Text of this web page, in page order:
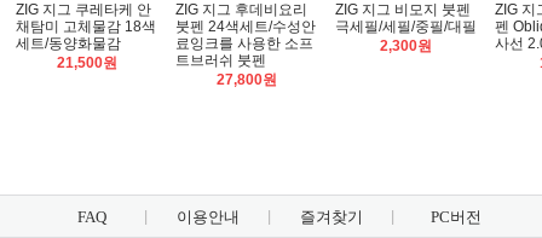
ZIG 지그 쿠레타케 안
채탐미 고체물감 18색
세트/동양화물감
21,500원
ZIG 지그 후데비요리
붓펜 24색세트/수성안
료잉크를 사용한 소프
트브러쉬 붓펜
27,800원
ZIG 지그 비모지 붓펜
극세필/세필/중필/대필
2,300원
ZIG 지
펜
사선
FAQ 이용안내 즐겨찾기 PC버전